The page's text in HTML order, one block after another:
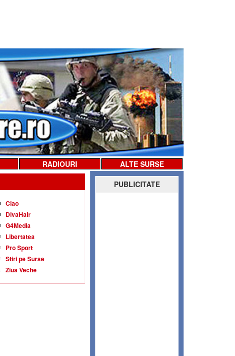
RADIOURI
ALTE SURSE
Ciao
DivaHair
G4Media
Libertatea
Pro Sport
Stiri pe Surse
Ziua Veche
PUBLICITATE